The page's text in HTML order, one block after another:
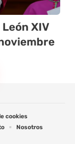
XIV
cookies
Nosotros